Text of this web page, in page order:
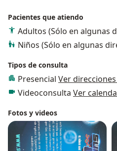
Pacientes que atiendo
Adultos (Sólo en algunas
Niños (Sólo en algunas
Tipos de consulta
Presencial Ver direcciones
Videoconsulta Ver
Fotos y videos